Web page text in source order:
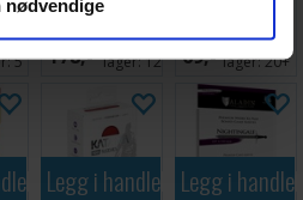
nødvendige
på
5
Europe
Sleeves - 168
stk
178,- Antall på
lager:12
55 stk
103x128
69,- Antall på
lager:20+
Legg i handlekurven
Legg i